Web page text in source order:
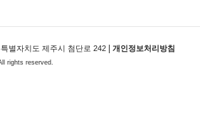
별자치도 제주시 첨단로 242 개인정보처리방침
rights reserved.